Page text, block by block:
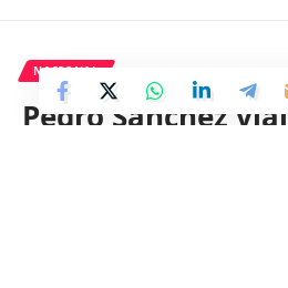
NACIONAL
Pedro Sánchez